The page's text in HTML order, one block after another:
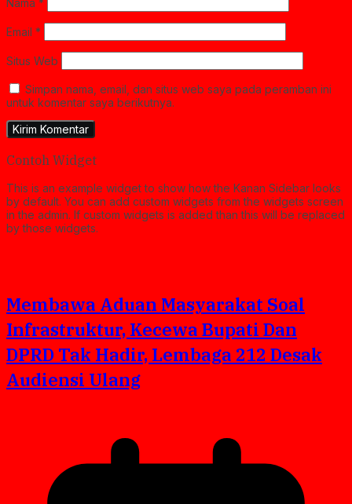
Nama *
Email *
Situs Web
Simpan nama, email, dan situs web saya pada peramban ini
untuk komentar saya berikutnya.
Contoh Widget
This is an example widget to show how the Kanan Sidebar looks
by default. You can add custom widgets from the widgets screen
in the admin. If custom widgets is added than this will be replaced
by those widgets.
Membawa Aduan Masyarakat Soal
Infrastruktur, Kecewa Bupati Dan
DPRD Tak Hadir, Lembaga 212 Desak
Audiensi Ulang